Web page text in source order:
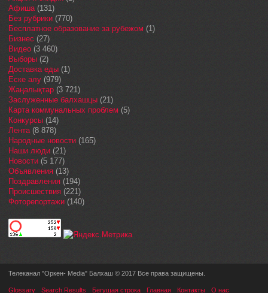
Афиша(131)
Без рубрики (770)
Бесплатное образование за рубежом (1)
Бизнес (27)
Видео (3 460)
Выборы (2)
Доставка еды (1)
Еске алу (979)
Жаңалықтар (3 721)
Заслуженные балхашцы (21)
Карта коммунальных проблем (5)
Конкурсы (14)
Лента(8 878)
Народные новости (165)
Наши люди (21)
Новости (5 177)
Объявления (13)
Поздравления (194)
Происшествия (221)
Фоторепортажи (140)
Телеканал "Оркен- Media" Балхаш © 2017 Все права защищены.
Glossary Search Results Бегущая строка Главная Контакты О нас